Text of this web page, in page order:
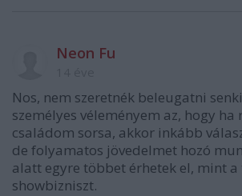
Neon Fu
Nos, nem szeretnék beleugatni
személyes véleményem az, hogy
családom sorsa, akkor inkább
de folyamatos jövedelmet hozó
alatt egyre többet érhetek el, mint
showbizniszt.